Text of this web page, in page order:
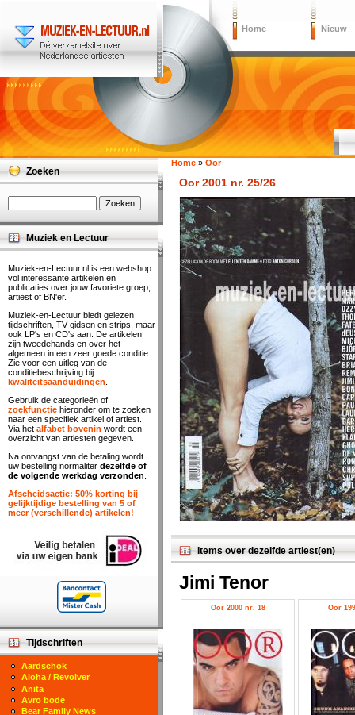
Home Nieuw
Home » Oor
Oor 2001 nr. 25/26
Items over dezelfde artiest(en)
Jimi Tenor
Oor 2000 nr. 18 Oor
Zoeken
Muziek en Lectuur
Muziek-en-Lectuur.nl is een webshop
vol interessante artikelen en
publicaties over jouw favoriete groep,
artiest of BN'er.
Muziek-en-Lectuur biedt gelezen
tijdschriften, TV-gidsen en strips, maar
ook LP's en CD's aan. De artikelen
zijn tweedehands en over het
algemeen in een zeer goede conditie.
Zie voor een uitleg van de
conditiebeschrijving bij
kwaliteitsaanduidingen
Gebruik de categorieën of
zoekfunctie hieronder om te zoeken
naar een specifiek artikel of artiest.
Via het alfabet bovenin wordt een
overzicht van artiesten gegeven.
Na ontvangst van de betaling wordt
uw bestelling normaliter dezelfde of
de volgende werkdag verzonden
Afscheidsactie: 50% korting bij
gelijktijdige bestelling van 5 of
meer (verschillende) artikelen!
Tijdschriften
Aardschok
Aloha / Revolver
Anita
Avro bode
Bear Family News